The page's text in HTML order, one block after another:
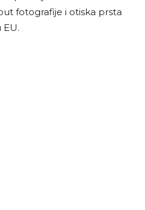
fotografije i otiska prsta
EU.